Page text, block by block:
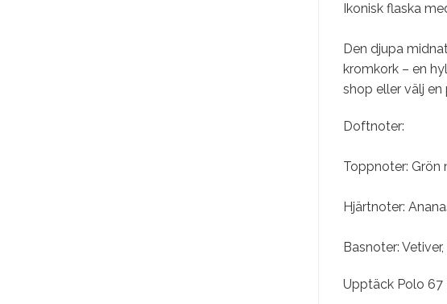
Ikonisk flaska
Den djupa
kromkork – en
shop eller välj
Doftnoter:
Toppnoter: Grön
Hjärtnoter:
Basnoter:
Upptäck Polo 67